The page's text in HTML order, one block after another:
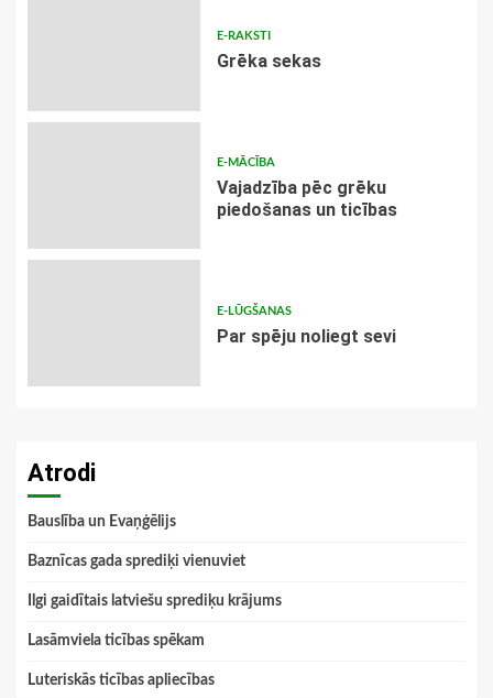
E-RAKSTI
Grēka sekas
E-MĀCĪBA
Vajadzība pēc grēku
piedošanas un ticības
E-LŪGŠANAS
Par spēju noliegt sevi
Atrodi
Bauslība un Evaņģēlijs
Baznīcas gada sprediķi vienuviet
Ilgi gaidītais latviešu sprediķu krājums
Lasāmviela ticības spēkam
Luteriskās ticības apliecības